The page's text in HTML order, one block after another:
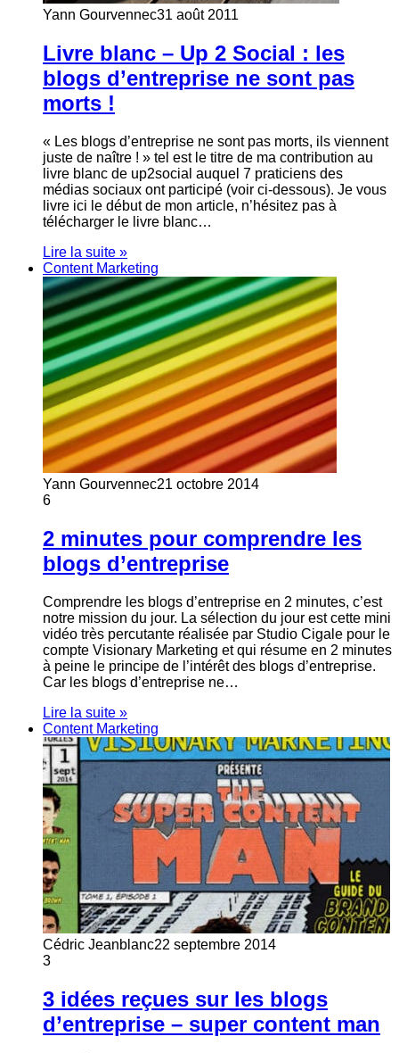
Yann Gourvennec31 août 2011
Livre blanc – Up 2 Social : les
blogs d’entreprise ne sont pas
morts !
« Les blogs d’entreprise ne sont pas morts, ils viennent
juste de naître ! » tel est le titre de ma contribution au
livre blanc de up2social auquel 7 praticiens des
médias sociaux ont participé (voir ci-dessous). Je vous
livre ici le début de mon article, n’hésitez pas à
télécharger le livre blanc…
Lire la suite »
Content Marketing
Yann Gourvennec21 octobre 2014
6
2 minutes pour comprendre les
blogs d’entreprise
Comprendre les blogs d’entreprise en 2 minutes, c’est
notre mission du jour. La sélection du jour est cette mini
vidéo très percutante réalisée par Studio Cigale pour le
compte Visionary Marketing et qui résume en 2 minutes
à peine le principe de l’intérêt des blogs d’entreprise.
Car les blogs d’entreprise ne…
Lire la suite »
Content Marketing
Cédric Jeanblanc22 septembre 2014
3
3 idées reçues sur les blogs
d’entreprise – super content man